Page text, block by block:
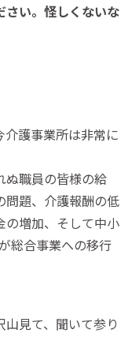
い。怪しくないな
護事業所は非常に
ぬ職員の皆様の給
問題、介護報酬の低
の増加、そして中小
総合事業への移行
見て、聞いて参り